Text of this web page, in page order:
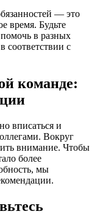
— это
время. Будьте
в разных
соответствии с
команде:
вписаться и
Вокруг
внимание. Чтобы
более
мы